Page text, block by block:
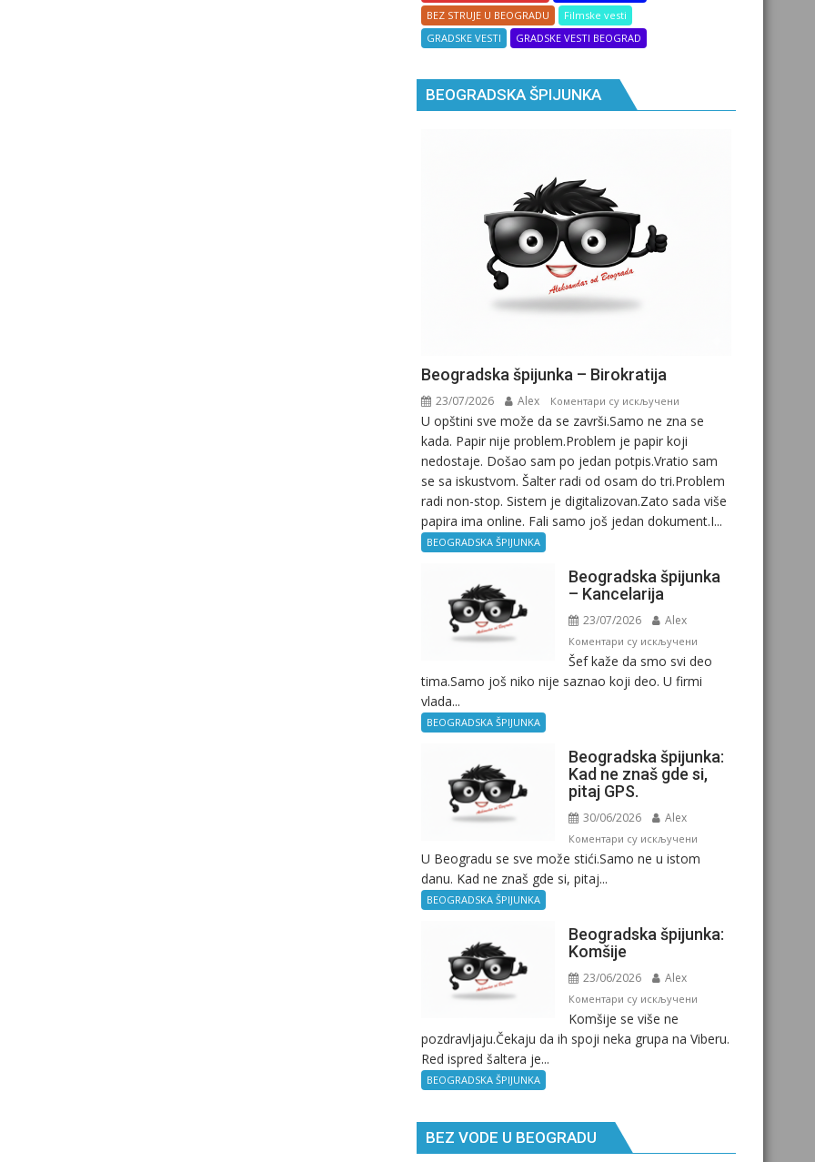
BEZ STRUJE U BEOGRADU
Filmske vesti
GRADSKE VESTI
GRADSKE VESTI BEOGRAD
BEOGRADSKA ŠPIJUNKA
Beogradska špijunka – Birokratija
23/07/2026 Alex Коментари су искључени
Beogradska
špijunka
–
Birokratija
U opštini sve može da se završi.Samo ne zna se
kada. Papir nije problem.Problem je papir koji
nedostaje. Došao sam po jedan potpis.Vratio sam
se sa iskustvom. Šalter radi od osam do tri.Problem
radi non-stop. Sistem je digitalizovan.Zato sada više
papira ima online. Fali samo još jedan dokument.I...
BEOGRADSKA ŠPIJUNKA
Beogradska špijunka
– Kancelarija
23/07/2026 Alex
Коментари су искљученина
Beogradska
špijunka
Šef kaže da smo svi deo
tima.Samo još niko nije saznao koji deo. U firmi
vlada...
BEOGRADSKA ŠPIJUNKA
Beogradska špijunka:
Kad ne znaš gde si,
pitaj GPS.
30/06/2026 Alex
Коментари су искљученина
Beogradska
znaš
pitaj
U Beogradu se sve može stići.Samo ne u istom
danu. Kad ne znaš gde si, pitaj...
BEOGRADSKA ŠPIJUNKA
Beogradska špijunka:
Komšije
23/06/2026 Alex
Коментари су искљученина
špijunka:
Komšije se više ne
pozdravljaju.Čekaju da ih spoji neka grupa na Viberu.
Red ispred šaltera je...
BEOGRADSKA ŠPIJUNKA
BEZ VODE U BEOGRADU